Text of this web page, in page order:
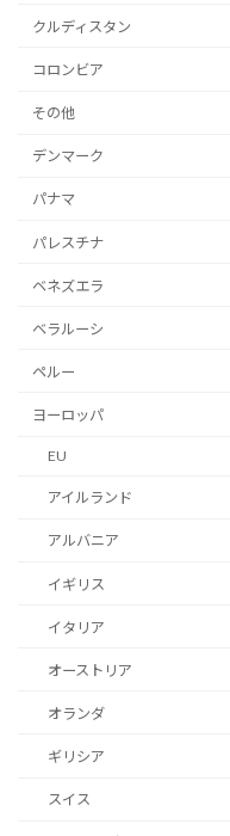
クルディスタン
コロンビア
その他
デンマーク
パナマ
パレスチナ
ベネズエラ
ベラルーシ
ペルー
ヨーロッパ
EU
アイルランド
アルバニア
イギリス
イタリア
オーストリア
オランダ
ギリシア
スイス